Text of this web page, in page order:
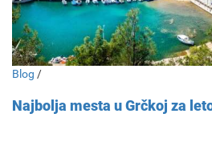
Blog /
Najbolja mesta u Grčkoj za